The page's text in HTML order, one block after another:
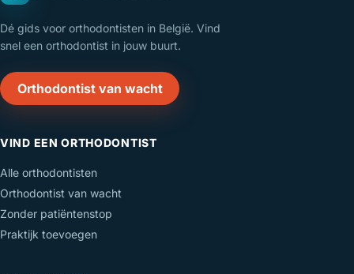
Dé gids voor orthodontisten in België. Vind
snel een orthodontist in jouw buurt.
Orthodontist van wacht
VIND EEN ORTHODONTIST
Alle orthodontisten
Orthodontist van wacht
Zonder patiëntenstop
Praktijk toevoegen